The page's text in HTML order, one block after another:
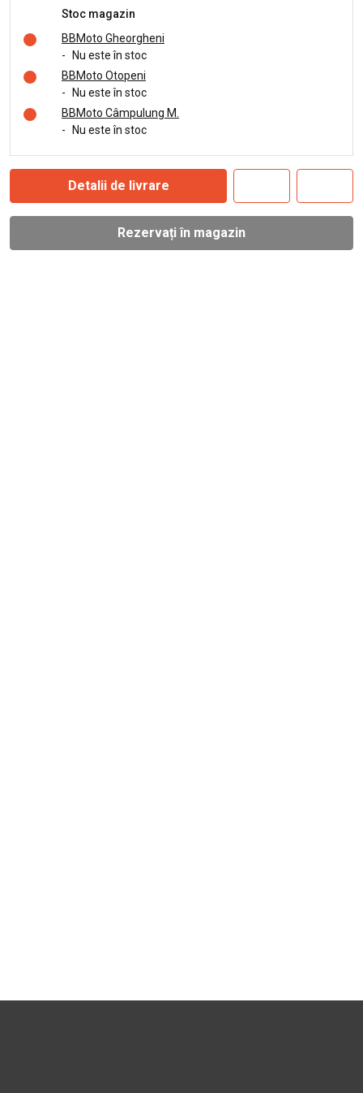
Stoc magazin
BBMoto Gheorgheni
-
Nu este în stoc
BBMoto Otopeni
-
Nu este în stoc
BBMoto Câmpulung M.
-
Nu este în stoc
Detalii de livrare
Rezervați în magazin